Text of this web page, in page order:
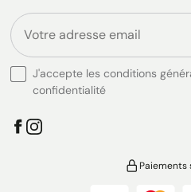
J'accepte les conditions
confidentialité
Paiements